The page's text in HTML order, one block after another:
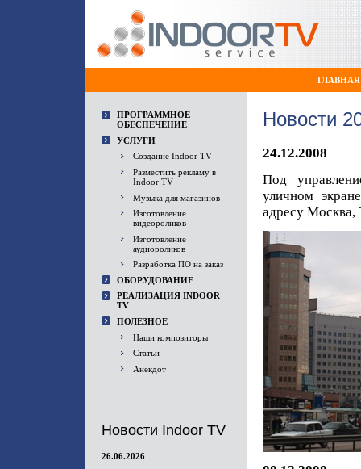
ГЛАВНАЯ
ПРОГРАММНОЕ
ОБЕСПЕЧЕНИЕ
УСЛУГИ
Создание Indoor TV
Разместить рекламу в
Indoor TV
Музыка для магазинов
Изготовление
видеороликов
Изготовление
аудиороликов
Разработка ПО на заказ
ОБОРУДОВАНИЕ
РЕАЛИЗАЦИЯ INDOOR
TV
ПОЛЕЗНОЕ
Наши композиторы
Статьи
Анекдот
Новости Indoor TV
26.06.2026
Новости
24.12.2008
Под
уличном
адресу Москва,